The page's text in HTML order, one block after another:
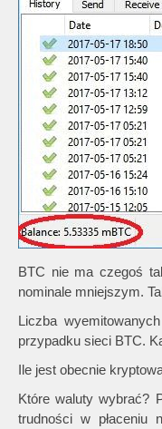
BTC nie ma czegoś
nominale mniejszym.
Liczba
przypadku sieci BTC.
Ile jest obecnie
Które waluty wybrać?
trudności w płaceniu